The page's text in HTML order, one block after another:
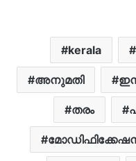
kerala
അനുമതി
തരം